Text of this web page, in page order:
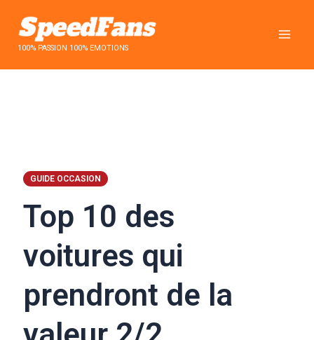
contenu100% PASSION 100% EMOTIONS
GUIDE OCCASION
Top 10 des
voitures qui
prendront de la